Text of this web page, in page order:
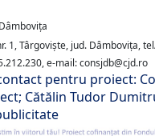
1, Târgoviște, jud. Dâmbovița,
e-mail: consjdb@cjd.ro
pentru proiect:
; Cătălin Tudor